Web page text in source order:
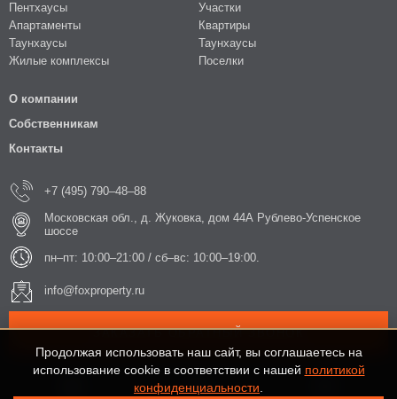
Пентхаусы
Апартаменты
Таунхаусы
Жилые комплексы
Участки
Квартиры
Таунхаусы
Поселки
О компании
Собственникам
Контакты
+7 (495) 790–48–88
Московская обл., д. Жуковка, дом 44А Рублево-Успенское
шоссе
пн–пт: 10:00–21:00 / сб–вс: 10:00–19:00.
info@foxproperty.ru
ЗАКАЗАТЬ ОБРАТНЫЙ ЗВОНОК
Продолжая использовать наш сайт, вы соглашаетесь на
использование cookie в соответствии с нашей политикой
конфиденциальности